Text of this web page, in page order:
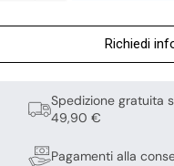
Richiedi
Spedizione gratuita
49,90 €
Pagamenti alla